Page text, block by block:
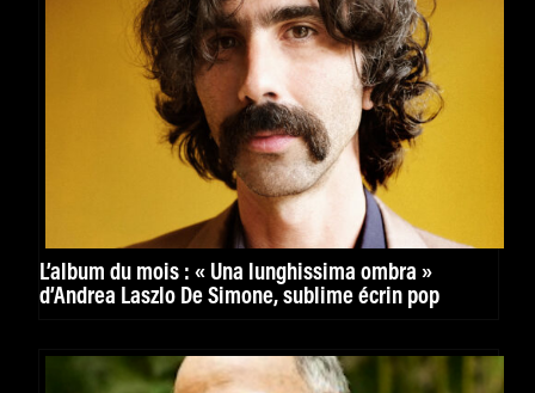
L’album du mois : « Una lunghissima ombra »
d’Andrea Laszlo De Simone, sublime écrin pop